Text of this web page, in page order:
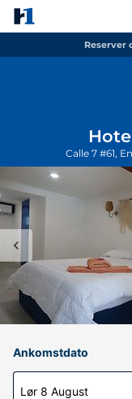
Reserver
Calle 7 #61,
Ankomstdato
Lør 8 August